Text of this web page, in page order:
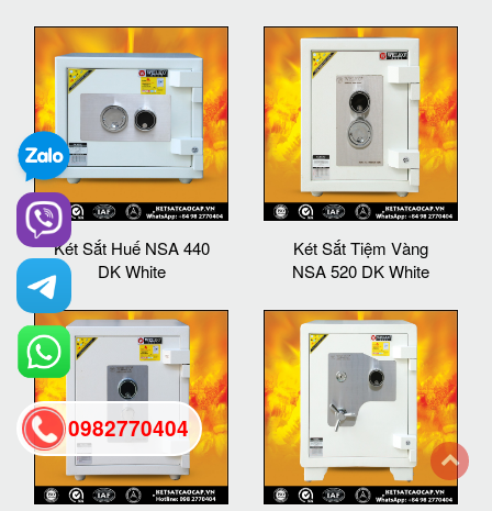
Két Sắt Huế NSA 440
DK White
Két Sắt Tiệm Vàng
NSA 520 DK White
0982770404
back